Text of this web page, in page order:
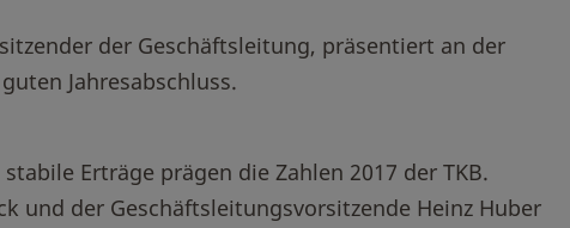
der Geschäftsleitung, präsentiert an der
Jahresabschluss.
Erträge prägen die Zahlen 2017 der TKB.
und der Geschäftsleitungsvorsitzende Heinz Huber